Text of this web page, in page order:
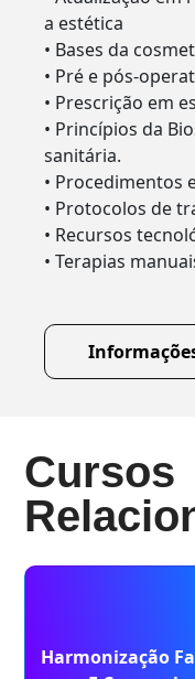
a estética
• Bases da
• Pré e pós-
• Prescrição em
• Princípios da
sanitária.
• Procedimentos
• Protocolos de
• Recursos
• Terapias
Cursos
Harmonização